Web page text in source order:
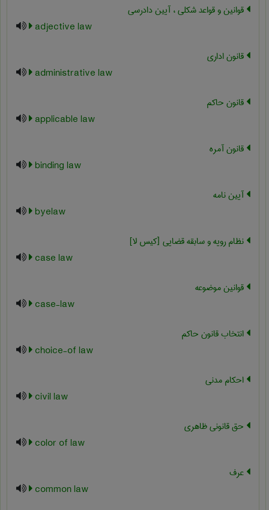
قوانین و قواعد شکلی ، آیین دادرسی
adjective law
قانون اداري
administrative law
قانون حاکم
applicable law
قانون آمره
binding law
آیین نامه
byelaw
نظام رویه و سابقه قضایی [کیس لا]
case law
قوانین موضوعه
case-law
انتخاب قانون حاکم
choice-of law
احکام مدنی
civil law
حق قانونی ظاهری
color of law
عرف
common law